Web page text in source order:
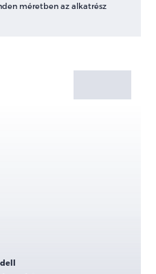
méretben az alkatrész